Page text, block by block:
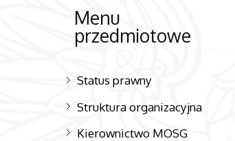
Menu
przedmiotowe
Status prawny
Struktura organizacyjna
Kierownictwo MOSG